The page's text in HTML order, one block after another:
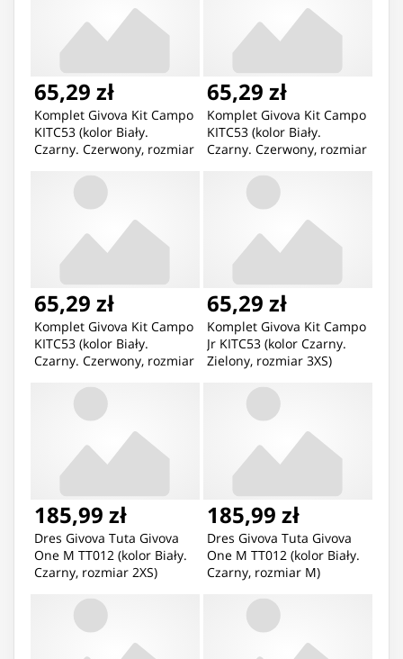
65,29 zł
Komplet Givova Kit Campo
KITC53 (kolor Biały.
Czarny. Czerwony, rozmiar
65,29 zł
Komplet Givova Kit Campo
KITC53 (kolor Biały.
Czarny. Czerwony, rozmiar
65,29 zł
Komplet Givova Kit Campo
KITC53 (kolor Biały.
Czarny. Czerwony, rozmiar
65,29 zł
Komplet Givova Kit Campo
Jr KITC53 (kolor Czarny.
Zielony, rozmiar 3XS)
185,99 zł
Dres Givova Tuta Givova
One M TT012 (kolor Biały.
Czarny, rozmiar 2XS)
185,99 zł
Dres Givova Tuta Givova
One M TT012 (kolor Biały.
Czarny, rozmiar M)